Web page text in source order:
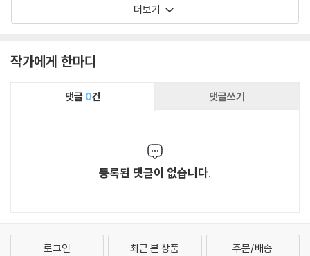
더보기
작가에게 한마디
댓글 0건 댓글쓰기
등록된 댓글이 없습니다.
로그인 최근 본 상품 주문/배송